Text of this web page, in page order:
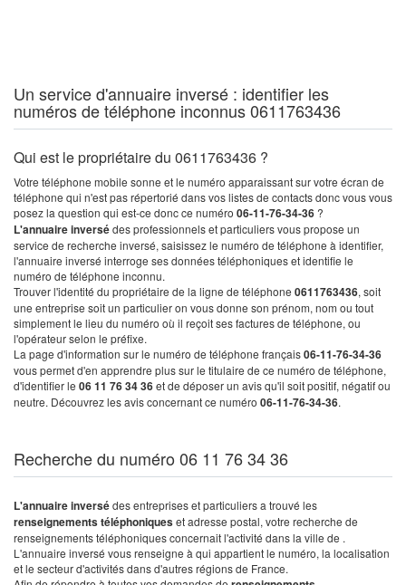
Un service d'annuaire inversé : identifier les
numéros de téléphone inconnus 0611763436
Qui est le propriétaire du 0611763436 ?
Votre téléphone mobile sonne et le numéro apparaissant sur votre écran de
téléphone qui n'est pas répertorié dans vos listes de contacts donc vous vous
posez la question qui est-ce donc ce numéro 06-11-76-34-36 ?
L'annuaire inversédes professionnels et particuliers vous propose un
service de recherche inversé, saisissez le numéro de téléphone à identifier,
l'annuaire inversé interroge ses données téléphoniques et identifie le
numéro de téléphone inconnu.
Trouver l'identité du propriétaire de la ligne de téléphone 0611763436, soit
une entreprise soit un particulier on vous donne son prénom, nom ou tout
simplement le lieu du numéro où il reçoit ses factures de téléphone, ou
l'opérateur selon le préfixe.
La page d'information sur le numéro de téléphone français06-11-76-34-36
vous permet d'en apprendre plus sur le titulaire de ce numéro de téléphone,
d'identifier le 06 11 76 34 36et de déposer un avis qu'il soit positif, négatif ou
neutre. Découvrez les avis concernant ce numéro 06-11-76-34-36.
Recherche du numéro 06 11 76 34 36
L'annuaire inversédes entreprises et particuliers a trouvé les
renseignements téléphoniqueset adresse postal, votre recherche de
renseignements téléphoniques concernait l'activité dans la ville de .
L'annuaire inversé vous renseigne à qui appartient le numéro, la localisation
et le secteur d'activités dans d'autres régions de France.